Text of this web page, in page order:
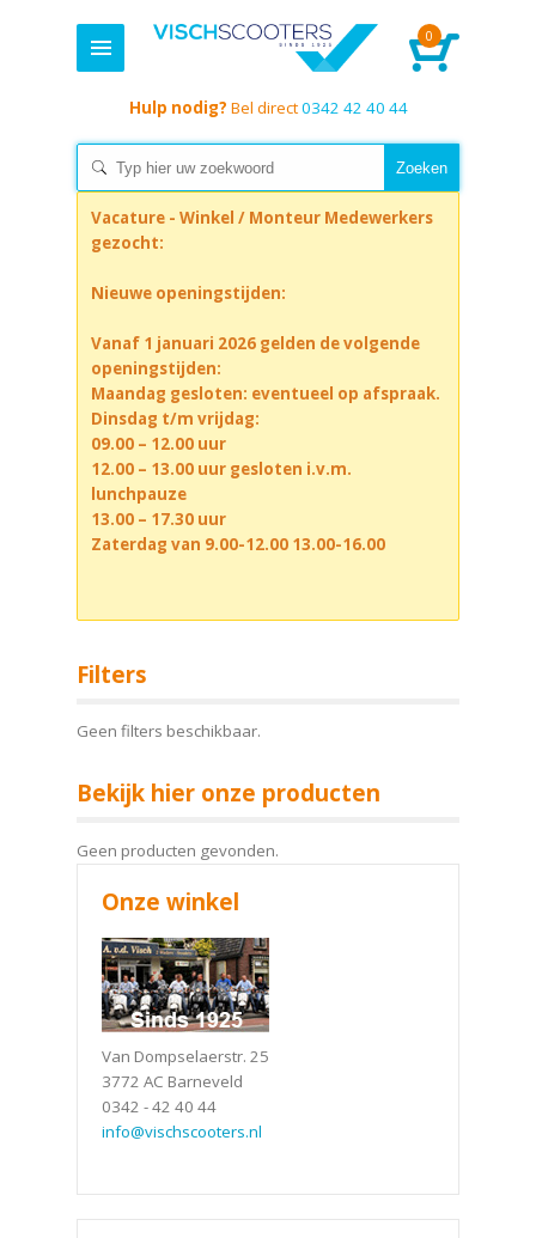
0
Hulp nodig? Bel direct0342 42 40 44
Vacature - Winkel / Monteur Medewerkers
gezocht:
Nieuwe openingstijden:
Vanaf 1 januari 2026 gelden de volgende
openingstijden:
Maandag gesloten: eventueel op afspraak.
Dinsdag t/m vrijdag:
09.00 – 12.00 uur
12.00 – 13.00 uur gesloten i.v.m.
lunchpauze
13.00 – 17.30 uur
Zaterdag van 9.00-12.00 13.00-16.00
Filters
Geen filters beschikbaar.
Bekijk hier onze producten
Geen producten gevonden.
Onze winkel
Van Dompselaerstr. 25
3772 AC Barneveld
0342 - 42 40 44
info@vischscooters.nl